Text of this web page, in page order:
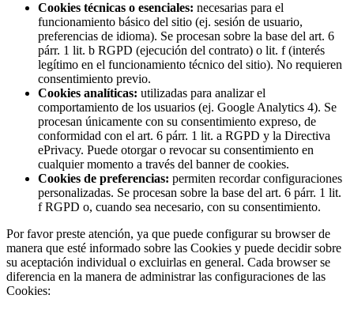
Cookies técnicas o esenciales: necesarias para el
funcionamiento básico del sitio (ej. sesión de usuario,
preferencias de idioma). Se procesan sobre la base del art. 6
párr. 1 lit. b RGPD (ejecución del contrato) o lit. f (interés
legítimo en el funcionamiento técnico del sitio). No requieren
consentimiento previo.
Cookies analíticas: utilizadas para analizar el
comportamiento de los usuarios (ej. Google Analytics 4). Se
procesan únicamente con su consentimiento expreso, de
conformidad con el art. 6 párr. 1 lit. a RGPD y la Directiva
ePrivacy. Puede otorgar o revocar su consentimiento en
cualquier momento a través del banner de cookies.
Cookies de preferencias: permiten recordar configuraciones
personalizadas. Se procesan sobre la base del art. 6 párr. 1 lit.
f RGPD o, cuando sea necesario, con su consentimiento.
Por favor preste atención, ya que puede configurar su browser de
manera que esté informado sobre las Cookies y puede decidir sobre
su aceptación individual o excluirlas en general. Cada browser se
diferencia en la manera de administrar las configuraciones de las
Cookies: